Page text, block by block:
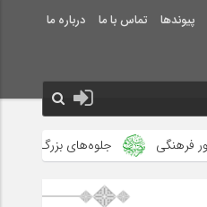
پیوندها تماس با ما درباره ما
جلوه‌های بزرگ نصرت الهی در ماه